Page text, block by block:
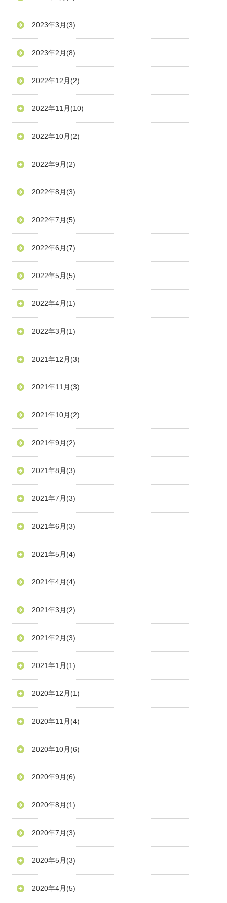
2023年3月 (3)
2023年2月 (8)
2022年12月 (2)
2022年11月 (10)
2022年10月 (2)
2022年9月 (2)
2022年8月 (3)
2022年7月 (5)
2022年6月 (7)
2022年5月 (5)
2022年4月 (1)
2022年3月 (1)
2021年12月 (3)
2021年11月 (3)
2021年10月 (2)
2021年9月 (2)
2021年8月 (3)
2021年7月 (3)
2021年6月 (3)
2021年5月 (4)
2021年4月 (4)
2021年3月 (2)
2021年2月 (3)
2021年1月 (1)
2020年12月 (1)
2020年11月 (4)
2020年10月 (6)
2020年9月 (6)
2020年8月 (1)
2020年7月 (3)
2020年5月 (3)
2020年4月 (5)